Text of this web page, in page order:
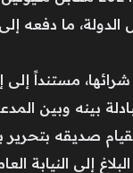
ما دفعه
مستنداً إلى
بينه وبين
صديقه بتحرير
إلى النيابة